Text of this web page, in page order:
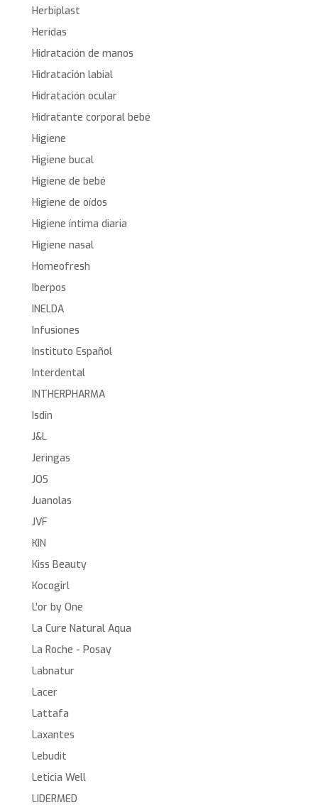
Herbiplast
Heridas
Hidratación de manos
Hidratación labial
Hidratación ocular
Hidratante corporal bebé
Higiene
Higiene bucal
Higiene de bebé
Higiene de oídos
Higiene íntima diaria
Higiene nasal
Homeofresh
Iberpos
INELDA
Infusiones
Instituto Español
Interdental
INTHERPHARMA
Isdin
J&L
Jeringas
JOS
Juanolas
JVF
KIN
Kiss Beauty
Kocogirl
L'or by One
La Cure Natural Aqua
La Roche - Posay
Labnatur
Lacer
Lattafa
Laxantes
Lebudit
Leticia Well
LIDERMED